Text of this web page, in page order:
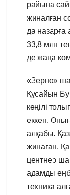
райына сай
жиналған
да
33,8 млн
де жаңа
«Зерно»
Құсайын
көңілі
еккен.
алқабы.
жинаған.
центнер
адамды
техника